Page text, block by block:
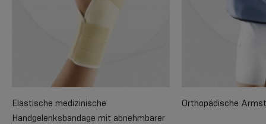
Elastische medizinische
Handgelenksbandage mit abnehmbarer
Orthopädische